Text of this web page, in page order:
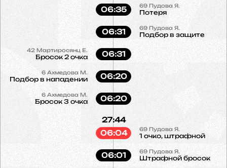
69 Пудова Я.
Потеря
06:35
69 Пудова Я.
Подбор в защите
06:31
42 Мартиросянц Е.
Бросок 2 очка 06:31
6 Ахмедова М.
Подбор в нападении 06:20
6 Ахмедова М.
Бросок 3 очка 06:20
69 Пудова Я.
1 очко, штрафной
27:44
06:04
69 Пудова Я.
Штрафной бросок
06:01